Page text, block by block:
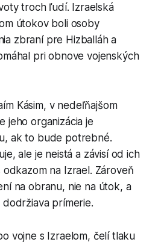
troch ľudí. Izraelská
útokov boli osoby
zbraní pre Hizballáh a
pri obnove vojenských
Kásim, v nedeľňajšom
jeho organizácia je
ak to bude potrebné.
ale je neistá a závisí od ich
odkazom na Izrael. Zároveň
na obranu, nie na útok, a
dodržiava prímerie.
vojne s Izraelom, čelí tlaku